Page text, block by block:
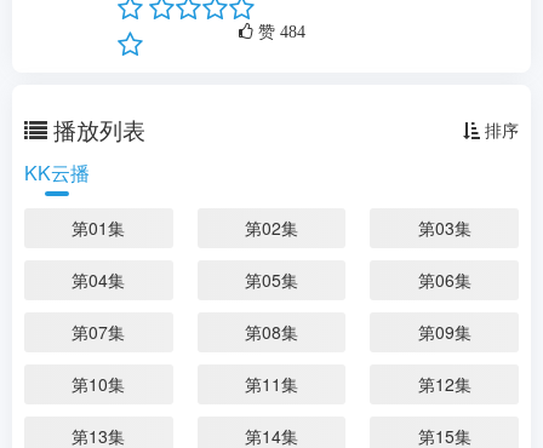
更多
赞 484
播放列表 排序
KK云播
第01集 第02集 第03集
第04集 第05集 第06集
第07集 第08集 第09集
第10集 第11集 第12集
第13集 第14集 第15集